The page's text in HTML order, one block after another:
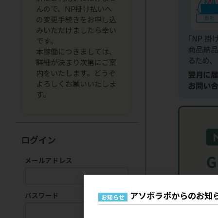
んので、NP掛け払いへ
の変更手続きをお申し込
みいただけましたら幸い
です。
本稼働につきましては、
詳細が決まり次第にご案
内をいたします。どうぞ
よろしくお願いいたしま
す。
ログイン
メールアドレス
パスワード お知らせ アソボラボからのお知